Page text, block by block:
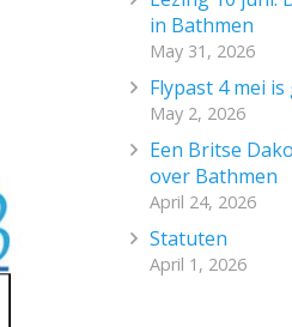
in Bathmen
May 31, 2026
Flypast 4 mei
May 2, 2026
Een Britse
over Bathmen
April 24, 2026
Statuten
April 1, 2026